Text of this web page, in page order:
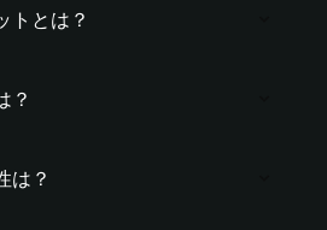
トとは？
？
は？